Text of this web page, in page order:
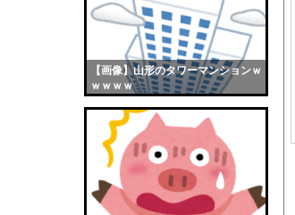
【画像】山形のタワーマンションｗ
ｗｗｗｗ